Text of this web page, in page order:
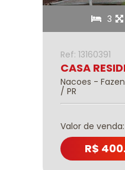
3
Ref: 13160391
CASA
Nacoes -
/ PR
Valor de venda:
R$